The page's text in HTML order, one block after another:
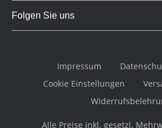
Folgen Sie uns
Impressum
Cookie Einstellungen
Alle Preise inkl. gesetzl.